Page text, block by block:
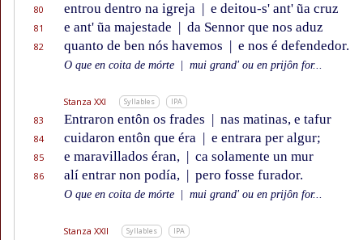
80 entrou dentro na igreja | e deitou-s' ant' ũa cruz
81 e ant' ũa majestade | da Sennor que nos aduz
82 quanto de ben nós havemos | e nos é defendedor.
O que en coita de mórte mui grand' ou en prijôn for...
Stanza XXI Syllables IPA
83 Entraron entôn os frades | nas matinas, e tafur
84 cuidaron entôn que éra | e entrara per algur;
85 e maravillados éran, | ca solamente un mur
86 alí entrar non podía, | pero fosse furador.
O que en coita de mórte mui grand' ou en prijôn for...
Stanza XXII Syllables IPA